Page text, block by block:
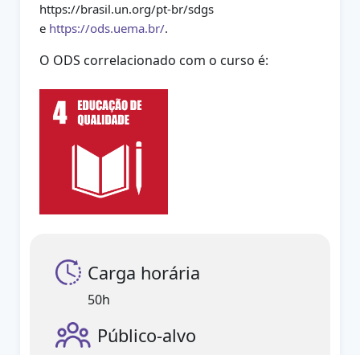
https://brasil.un.org/pt-br/sdgs
e https://ods.uema.br/.
O ODS correlacionado com o curso é:
Carga horária
50h
Público-alvo